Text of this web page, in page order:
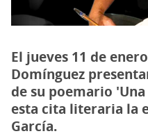
El jueves 11 de
Domínguez
de su poemario
esta cita literaria la
García.